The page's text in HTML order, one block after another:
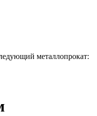
металлопрокат: